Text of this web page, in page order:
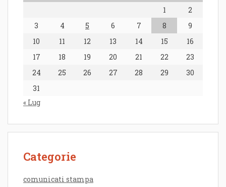
1
2
3
4 5 6 7 8
9
10
11 12 13 14 15
16
17
18 19 20 21 22
23
24
25 26 27 28 29
30
31
« Lug
Categorie
comunicati stampa